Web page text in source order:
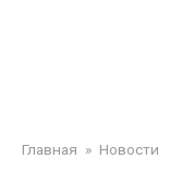
Главная » Новости